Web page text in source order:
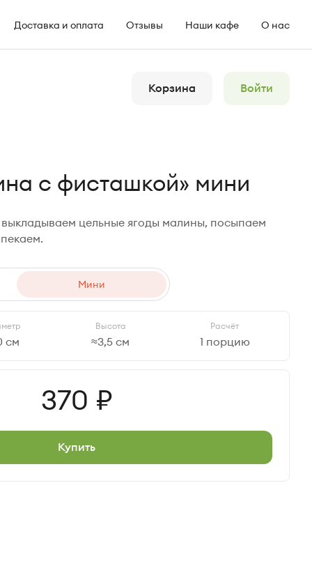
Доставка и оплата Отзывы Наши кафе О нас
Корзина Войти
с фисташкой» мини
цельные ягоды малины, посыпаем
Мини
см
Высота
≈3,5 см
Расчёт
1 порцию
370 Цена
Купить